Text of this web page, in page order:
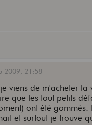
2009, 21:58
viens de m'acheter
que les tout petits
ont été
et surtout je trouve